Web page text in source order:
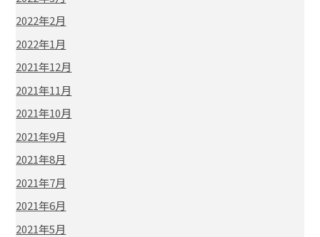
2022年2月
2022年1月
2021年12月
2021年11月
2021年10月
2021年9月
2021年8月
2021年7月
2021年6月
2021年5月